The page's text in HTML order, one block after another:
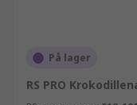
På lager
RS PRO